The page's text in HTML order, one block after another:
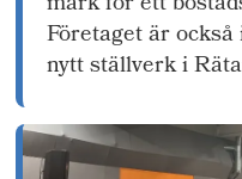
Företaget är
nytt ställverk i